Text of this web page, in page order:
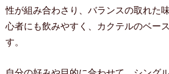
性が組み合わさり、バランスの取れた
心者にも飲みやすく、カクテルのベー
す。